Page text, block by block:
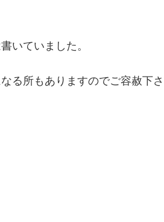
いていました。
る所もありますのでご容赦下さ